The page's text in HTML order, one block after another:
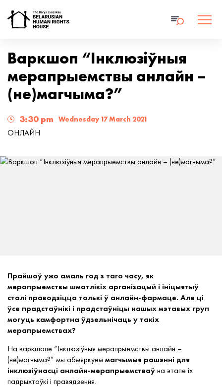
Варкшоп “Інклюзіўныя
мерапрыемствы анлайн –
(не)магчыма?”
3:30 pm Wednesday 17 March 2021
ОНЛАЙН
Прайшоў ужо амаль год з таго часу, як
мерапрыемствы шматлікіх арганізацый і ініцыятыў
сталі праводзіцца толькі ў анлайн-фармаце. Але ці
ўсе прадстаўнікі і прадстаўніцы нашых мэтавых груп
могуць камфортна ўдзельнічаць у такіх
мерапрыемствах?
На варкшопе “Інклюзіўныя мерапрыемствы анлайн –
(не)магчыма?” мы абмяркуеммагчымыя рашэнні для
інклюзіўнасці анлайн-мерапрыемстваўна этапе іх
падрыхтоўкі і правядзення.